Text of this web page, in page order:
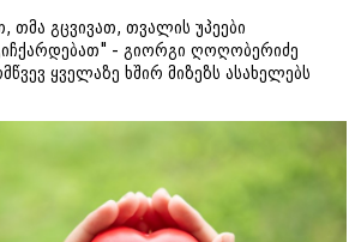
გცვივათ, თვალის უპეები
- გიორგი ღოღობერიძე
ყველაზე ხშირ მიზეზს ასახელებს